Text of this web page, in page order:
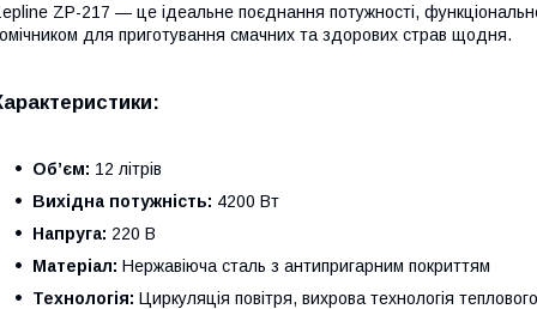
ZP-217 — це ідеальне поєднання потужності,
для приготування смачних та здорових страв щодня.
Об’єм: 12 літрів
Вихідна потужність: 4200 Вт
Напруга: 220 В
Матеріал: Нержавіюча сталь з антипригарним покриттям
Технологія: Циркуляція повітря, вихрова технологія